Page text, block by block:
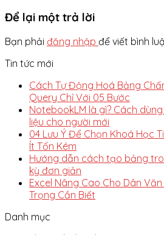
Để lại một trả lời
Bạn phải đăng nhập để viết bình
Tin tức mới
Cách Tự Động Hoá Bảng
Query Chỉ Với 05 Bước
NotebookLM là gì? Cách
liệu cho người mới
04 Lưu Ý Để Chọn Khoá Học
Ít Tốn Kém
Hướng dẫn cách tạo bảng
kỳ đơn giản
Excel Nâng Cao Cho Dân
Trọng Cần Biết
Danh mục